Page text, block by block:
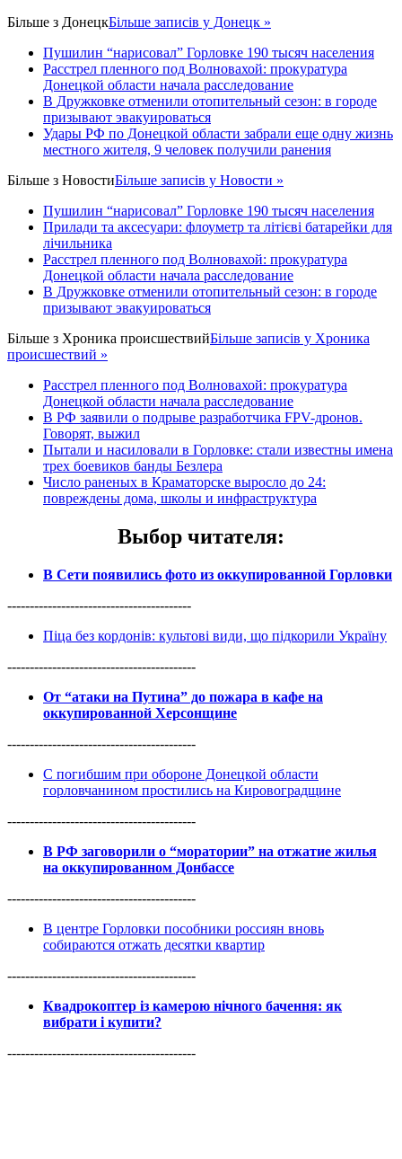
Більше з ДонецкБільше записів у Донецк »
Пушилин “нарисовал” Горловке 190 тысяч населения
Расстрел пленного под Волновахой: прокуратура
Донецкой области начала расследование
В Дружковке отменили отопительный сезон: в городе
призывают эвакуироваться
Удары РФ по Донецкой области забрали еще одну жизнь
местного жителя, 9 человек получили ранения
Більше з НовостиБільше записів у Новости »
Пушилин “нарисовал” Горловке 190 тысяч населения
Прилади та аксесуари: флоуметр та літієві батарейки для
лічильника
Расстрел пленного под Волновахой: прокуратура
Донецкой области начала расследование
В Дружковке отменили отопительный сезон: в городе
призывают эвакуироваться
Більше з Хроника происшествийБільше записів у Хроника
происшествий »
Расстрел пленного под Волновахой: прокуратура
Донецкой области начала расследование
В РФ заявили о подрыве разработчика FPV-дронов.
Говорят, выжил
Пытали и насиловали в Горловке: стали известны имена
трех боевиков банды Безлера
Число раненых в Краматорске выросло до 24:
повреждены дома, школы и инфраструктура
Выбор читателя:
В Сети появились фото из оккупированной Горловки
-----------------------------------------
Піца без кордонів: культові види, що підкорили Україну
------------------------------------------
От “атаки на Путина” до пожара в кафе на
оккупированной Херсонщине
------------------------------------------
С погибшим при обороне Донецкой области
горловчанином простились на Кировоградщине
------------------------------------------
В РФ заговорили о “моратории” на отжатие жилья
на оккупированном Донбассе
------------------------------------------
В центре Горловки пособники россиян вновь
собираются отжать десятки квартир
------------------------------------------
Квадрокоптер із камерою нічного бачення: як
вибрати і купити?
------------------------------------------